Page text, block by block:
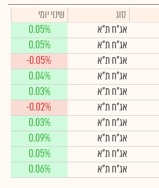
סוג
שינוי יומי
אג"ח ת"א
0.05%
אג"ח ת"א
0.05%
אג"ח ת"א
-0.05%
אג"ח ת"א
0.04%
אג"ח ת"א
0.03%
אג"ח ת"א
-0.02%
אג"ח ת"א
0.03%
אג"ח ת"א
0.09%
אג"ח ת"א
0.05%
אג"ח ת"א 0.06%